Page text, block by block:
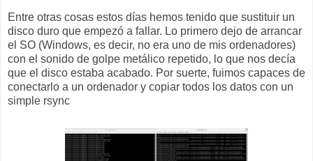
Entre otras cosas estos días hemos tenido que sustituir un
disco duro que empezó a fallar. Lo primero dejo de arrancar
el SO (Windows, es decir, no era uno de mis ordenadores)
con el sonido de golpe metálico repetido, lo que nos decía
que el disco estaba acabado. Por suerte, fuimos capaces de
conectarlo a un ordenador y copiar todos los datos con un
simple rsync